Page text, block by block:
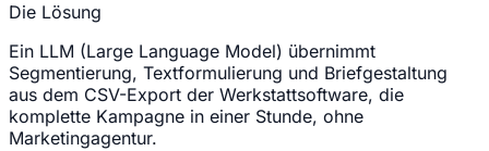
Die Lösung
Ein LLM (Large Language Model) übernimmt
Segmentierung, Textformulierung und Briefgestaltung
aus dem CSV-Export der Werkstattsoftware, die
komplette Kampagne in einer Stunde, ohne
Marketingagentur.